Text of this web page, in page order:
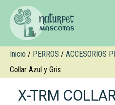
Inicio / PERROS / ACCESORIOS
Collar Azul y Gris
X-TRM